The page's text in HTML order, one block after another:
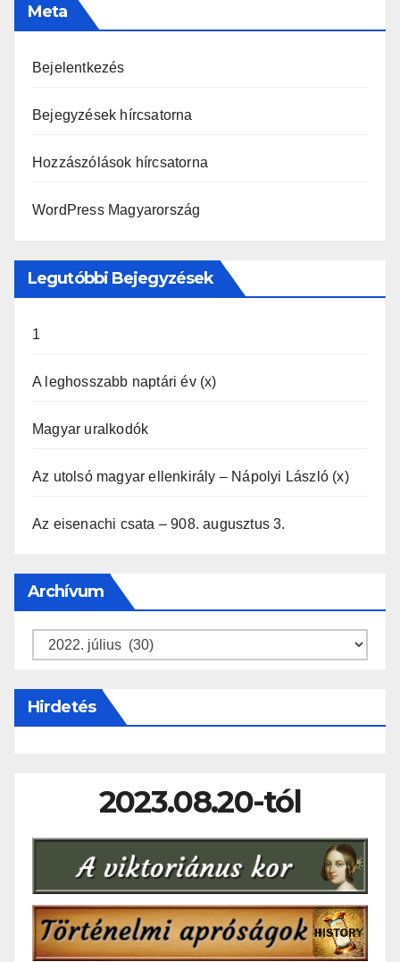
Meta
Bejelentkezés
Bejegyzések hírcsatorna
Hozzászólások hírcsatorna
WordPress Magyarország
Legutóbbi Bejegyzések
1
A leghosszabb naptári év (x)
Magyar uralkodók
Az utolsó magyar ellenkirály – Nápolyi László (x)
Az eisenachi csata – 908. augusztus 3.
Archívum
Archívum
Hirdetés
2023.08.20-tól